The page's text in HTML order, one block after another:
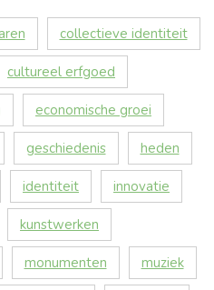
collectieve identiteit
cultureel erfgoed
economische groei
geschiedenis heden
identiteit innovatie
kunstwerken
monumenten muziek